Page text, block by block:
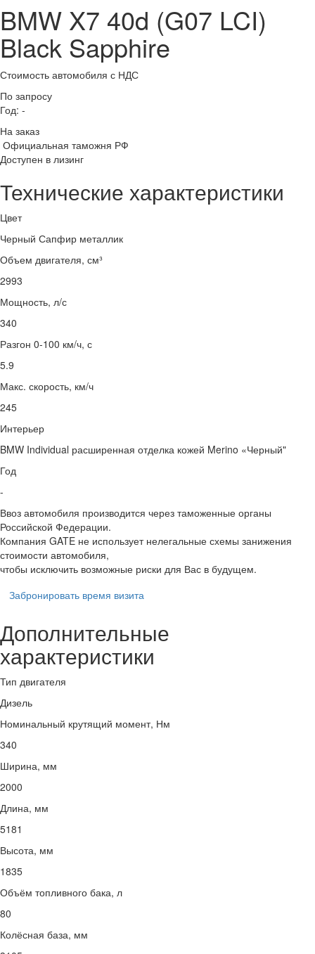
BMW X7 40d (G07 LCI)
Black Sapphire
Стоимость автомобиля с НДС
По запросу
Год: -
На заказ
Официальная таможня РФ
Доступен в лизинг
Технические характеристики
Цвет
Черный Сапфир металлик
Объем двигателя, см³
2993
Мощность, л/с
340
Разгон 0-100 км/ч, с
5.9
Макс. скорость, км/ч
245
Интерьер
BMW Individual расширенная отделка кожей Merino «Черный"
Год
-
Ввоз автомобиля производится через таможенные органы
Российской Федерации.
Компания GATE не использует нелегальные схемы занижения
стоимости автомобиля,
чтобы исключить возможные риски для Вас в будущем.
Забронировать время визита
Дополнительные
характеристики
Тип двигателя
Дизель
Номинальный крутящий момент, Нм
340
Ширина, мм
2000
Длина, мм
5181
Высота, мм
1835
Объём топливного бака, л
80
Колёсная база, мм